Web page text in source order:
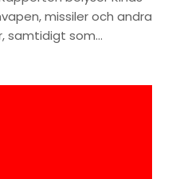
missiler och andra
samtidigt som…